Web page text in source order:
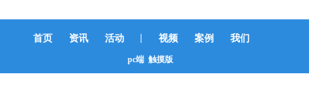
首页 资讯 活动 | 视频 案例 我们
pc端 触摸版